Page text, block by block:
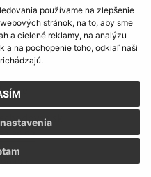
používame na zlepšenie
stránok, na to, aby sme
a cielené reklamy, na analýzu
a na pochopenie toho, odkiaľ naši
36 52